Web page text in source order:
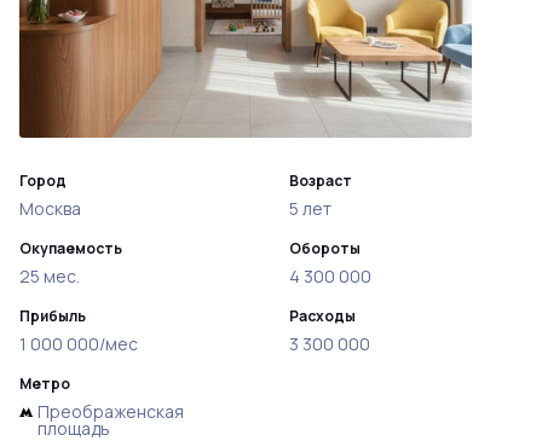
Город
Москва
Окупаемость
25 мес.
Прибыль
1 000 000/мес
Возраст
5 лет
Обороты
4 300 000
Расходы
3 300 000
Метро
Преображенская
площадь